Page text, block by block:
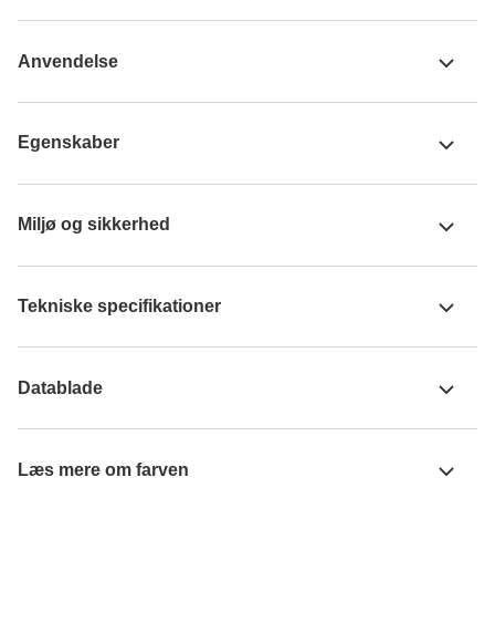
Anvendelse
Egenskaber
Miljø og sikkerhed
Tekniske specifikationer
Datablade
Læs mere om farven